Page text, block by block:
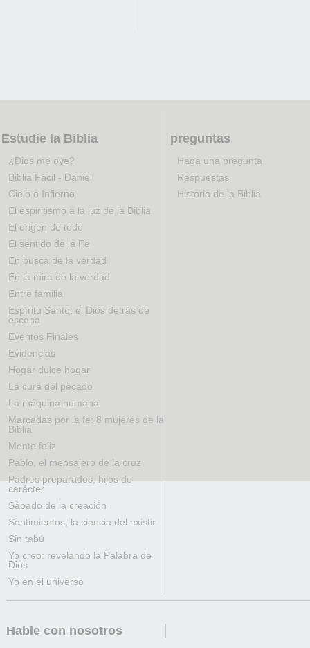
Estudie la Biblia
¿Dios me oye?
Biblia Fácil - Daniel
Cielo o Infierno
El espiritismo a la luz de la Biblia
El origen de todo
El sentido de la Fe
En busca de la verdad
En la mira de la verdad
Entre familia
Espíritu Santo, el Dios detrás de
escena
Eventos Finales
Evidencias
Hogar dulce hogar
La cura del pecado
La máquina humana
Marcadas por la fe: 8 mujeres de la
Biblia
Mente feliz
Pablo, el mensajero de la cruz
Padres preparados, hijos de
carácter
Sábado de la creación
Sentimientos, la ciencia del existir
Sin tabú
Yo creo: revelando la Palabra de
Dios
Yo en el universo
preguntas
Haga una pregunta
Respuestas
Historia de la Biblia
Hable con nosotros